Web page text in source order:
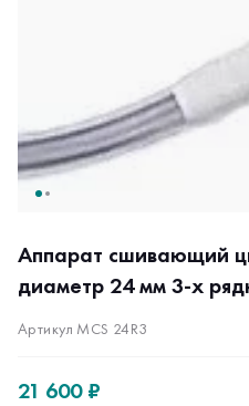
Аппарат сшивающий
диаметр 24 мм 3-х
Артикул MCS 24R3
21 600 ₽